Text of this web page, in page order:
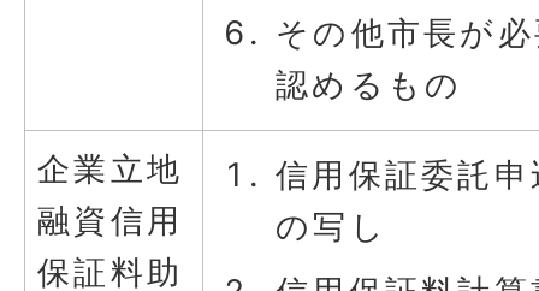
その他市長が
認めるもの
企業立地
融資信用
保証料助
信用保証委託申
の写し